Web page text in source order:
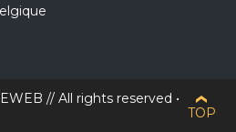
// All rights reserved •
TOP